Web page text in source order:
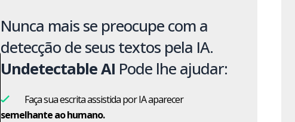
Nunca mais se preocupe com a
detecção de seus textos pela IA.
Undetectable AI Pode lhe ajudar:
Faça sua escrita assistida por IA aparecer
semelhante ao humano.